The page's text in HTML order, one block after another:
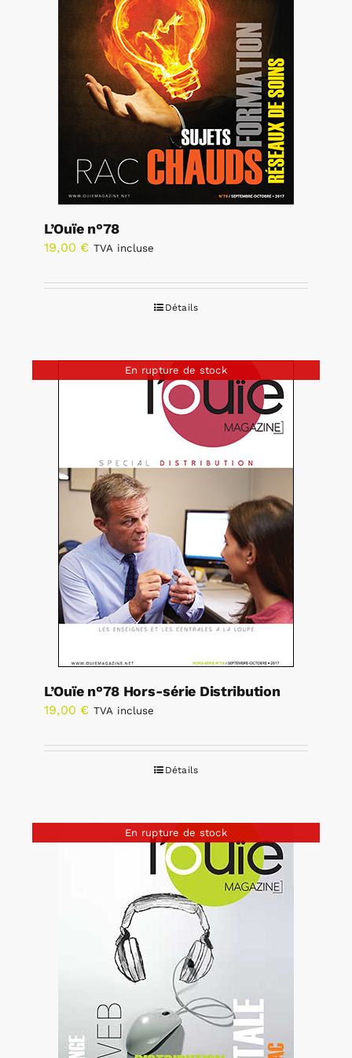
L’Ouïe n°78
19,00 € TVA incluse
Détails
En rupture de stock
L’Ouïe n°78 Hors-série Distribution
19,00 € TVA incluse
Détails
En rupture de stock